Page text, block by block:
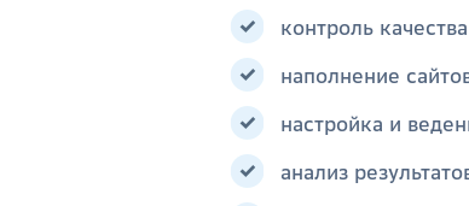
контроль
наполнение
настройка и
анализ